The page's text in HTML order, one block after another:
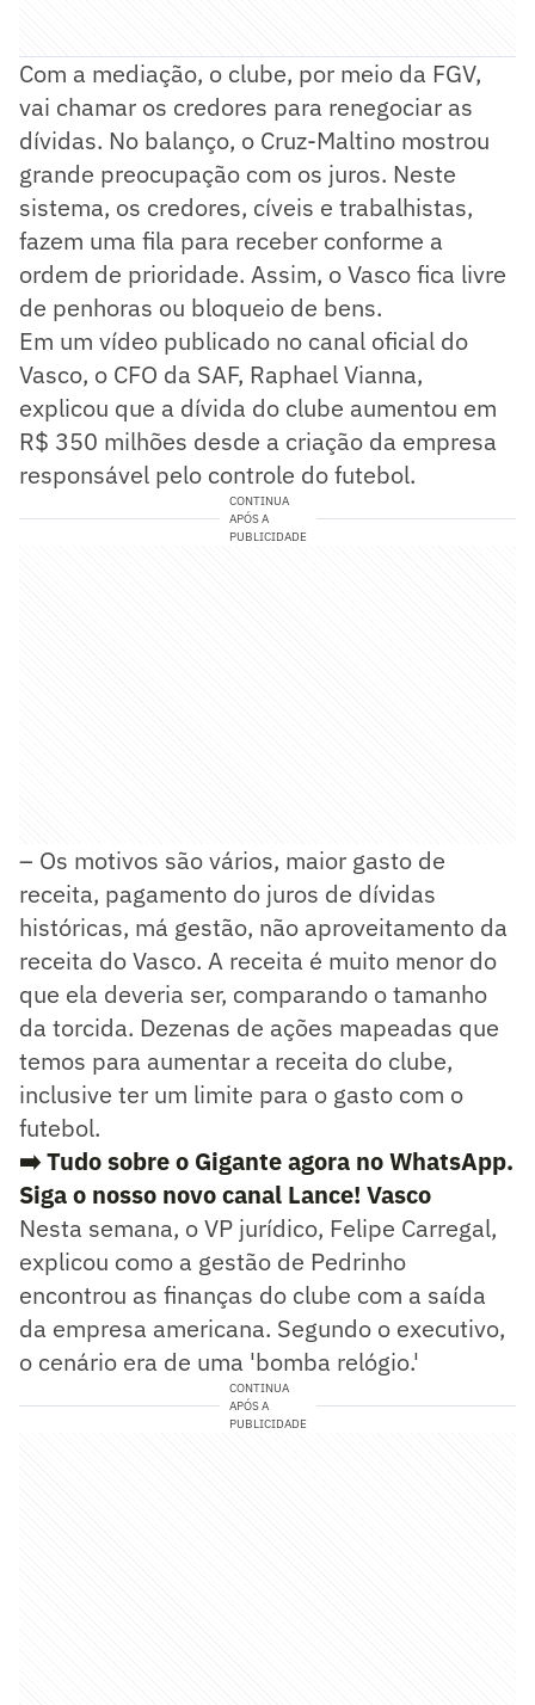
Com a mediação, o clube, por meio da FGV,
vai chamar os credores para renegociar as
dívidas. No balanço, o Cruz-Maltino mostrou
grande preocupação com os juros. Neste
sistema, os credores, cíveis e trabalhistas,
fazem uma fila para receber conforme a
ordem de prioridade. Assim, o Vasco fica livre
de penhoras ou bloqueio de bens.
Em um vídeo publicado no canal oficial do
Vasco, o CFO da SAF, Raphael Vianna,
explicou que a dívida do clube aumentou em
R$ 350 milhões desde a criação da empresa
responsável pelo controle do futebol.
CONTINUA
APÓS A
PUBLICIDADE
– Os motivos são vários, maior gasto de
receita, pagamento do juros de dívidas
históricas, má gestão, não aproveitamento da
receita do Vasco. A receita é muito menor do
que ela deveria ser, comparando o tamanho
da torcida. Dezenas de ações mapeadas que
temos para aumentar a receita do clube,
inclusive ter um limite para o gasto com o
futebol.
➡️ Tudo sobre o Gigante agora no WhatsApp.
Siga o nosso novo canal Lance! Vasco
Nesta semana, o VP jurídico, Felipe Carregal,
explicou como a gestão de Pedrinho
encontrou as finanças do clube com a saída
da empresa americana. Segundo o executivo,
o cenário era de uma 'bomba relógio.'
CONTINUA
APÓS A
PUBLICIDADE